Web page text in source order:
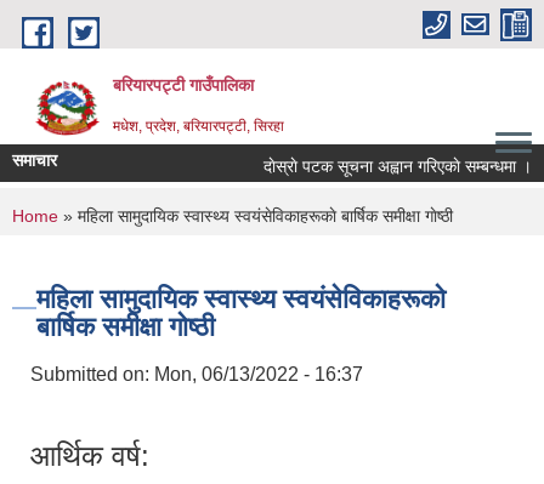
Skip to main content
बरियारपट्टी गाउँपालिका
मधेश, प्रदेश, बरियारपट्टी, सिरहा
समाचार दाेस्राे पटक सूचना अह्वान गरिएकाे सम्बन्धमा ।
You are here
Home » महिला सामुदायिक स्वास्थ्य स्वयंसेविकाहरूकाे बार्षिक समीक्षा गाेष्ठी
महिला सामुदायिक स्वास्थ्य स्वयंसेविकाहरूकाे
बार्षिक समीक्षा गाेष्ठी
Submitted on: Mon, 06/13/2022 - 16:37
आर्थिक वर्ष: